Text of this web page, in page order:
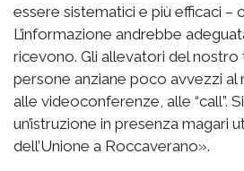
essere sistematici e più efficaci –
L’informazione andrebbe
ricevono. Gli allevatori del
persone anziane poco avvezzi
alle videoconferenze, alle “call”.
un’istruzione in presenza magari
dell’Unione a Roccaverano».